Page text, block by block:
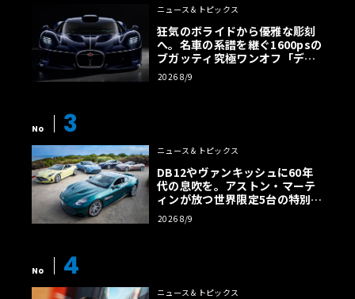
ニュース＆トピックス
狂気のボライドから優雅な彫刻
へ。名車の系譜を継ぐ1600psの
ブガッティ究極ワンオフ「デス
トリエ」
2026 8/9
No 3
ニュース＆トピックス
DB12やヴァンキッシュに60年
代の息吹を。アストン・マーテ
ィンが放つ世界限定5台の特別コ
レクション
2026 8/9
No 4
ニュース＆トピックス